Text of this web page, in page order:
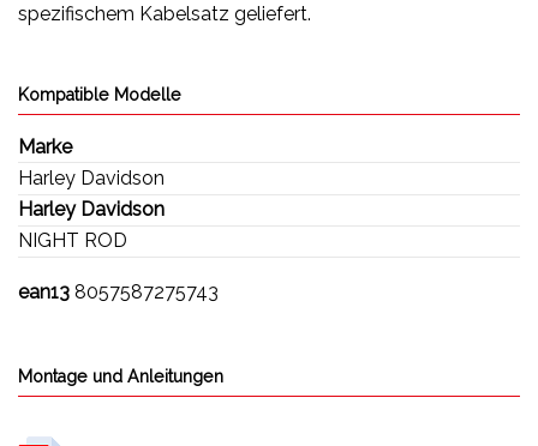
spezifischem Kabelsatz geliefert.
Kompatible Modelle
Marke
Harley Davidson
Harley Davidson
NIGHT ROD
ean13 8057587275743
Montage und Anleitungen